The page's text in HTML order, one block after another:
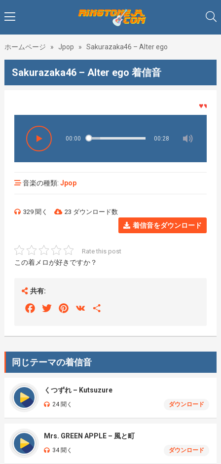
ホームページ » Jpop » Sakurazaka46 – Alter ego
Sakurazaka46 – Alter ego 着信音
♥♥♥着メ
00:00 00:28
音楽の種類: Jpop
329 聞く 23 ダウンロード数
着信音をダウンロード
Rate this post
この着メロが好きですか？
共有:
FacebookTwitterPinterest
VK
同じテーマの着信音
くつずれ – Kutsuzure
24 聞く ダウンロード
Mrs. GREEN APPLE – 風と町
34 聞く ダウンロード